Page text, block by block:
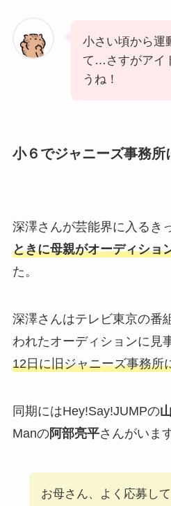
小さい頃から運
て…さすがアイ
うね！
小６でジャニーズ事務所
深澤さんが芸能界に入るき
ときに母親がオーディショ
た。
深澤さんはテレビ東京の番
われたオーディションに見
12日に旧ジャニーズ事務所
同期にはHey!Say!JUMPの
Manの阿部亮平さんがいます
お母さん、よく応募し